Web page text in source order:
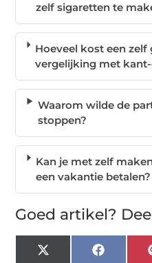
zelf sigaretten te
Hoeveel kost een
vergelijking met
Waarom wilde de
stoppen?
Kan je met zelf
een vakantie betalen?
Goed artikel?
X